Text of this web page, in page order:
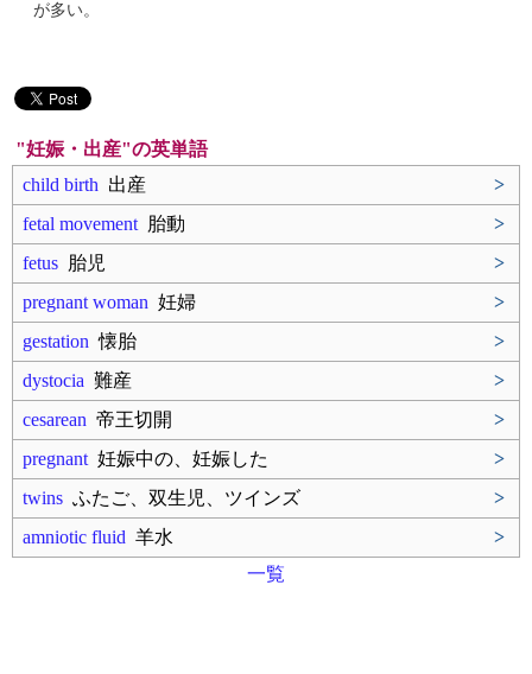
が多い。
"妊娠・出産"の英単語
child birth 出産
>
fetal movement 胎動
>
fetus 胎児
>
pregnant woman 妊婦
>
gestation 懐胎
>
dystocia 難産
>
cesarean 帝王切開
>
pregnant 妊娠中の、妊娠した
>
twins ふたご、双生児、ツインズ
>
amniotic fluid 羊水
>
一覧